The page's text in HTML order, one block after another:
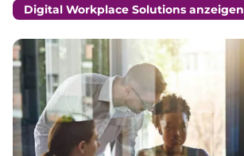
Digital Workplace Solutions anzeigen